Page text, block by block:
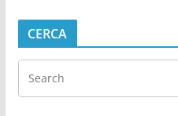
CERCA